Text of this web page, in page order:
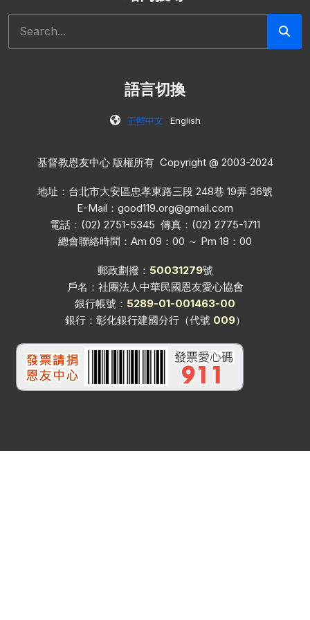
語言切換
正體中文 English
基督教恩友中心 版權所有 Copyright @ 2003-2024
地址：台北市大安區忠孝東路三段 248巷 19弄 36號
E-Mail： good119.org@gmail.com
電話：(02) 2751-5345 傳真：(02) 2775-1711
總會聯絡時間：Am 09：00 ～ Pm 18：00
郵政劃撥： 50031279號
戶名：社團法人中華民國恩友愛心協會
銀行帳號： 5289-01-001463-00
銀行：彰化銀行建國分行（代號 009）